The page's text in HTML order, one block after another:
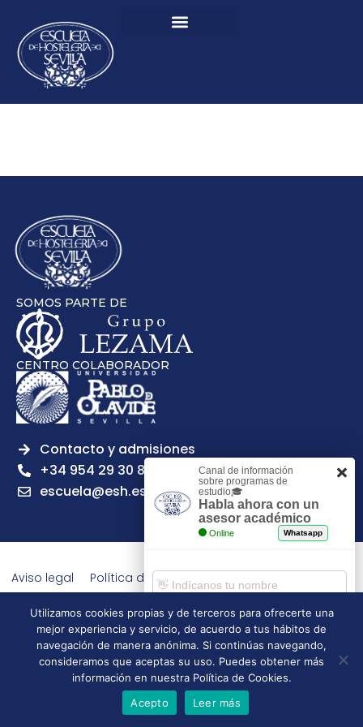
SOMOS PARTE DE
CENTRO COLABORADOR
Contacto y admisiones
+34 954 29 30 81
escuela@esh.es
Aviso legal Política de Privacidad
Política de Cookies
Escuela Superior de Hostelería de Sevilla | 2026 | Todos los
derechos reservados
Utilizamos cookies propias y de terceros para ofrecerte una
mejor experiencia y servicio, de acuerdo a tus hábitos de
navegación de manera anónima. Si continúas navegando,
consideramos que aceptas su uso. Puedes obtener más
información en nuestra Política de Cookies.
Acepto
Leer más
Canal de información
sobre programas de
estudio🎓
Habla ahora con un
asesor académico
Online Whatsapp
Comenzar chat